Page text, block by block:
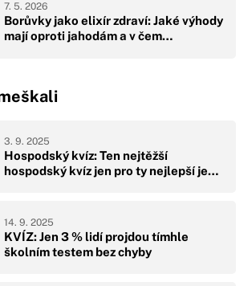
Borůvky jako elixír zdraví: Jaké výhody
mají oproti jahodám a v čem…
7. 5. 2026
Hospodský kvíz: Ten nejtěžší
hospodský kvíz jen pro ty nejlepší je…
3. 9. 2025
KVÍZ: Jen 3 % lidí projdou tímhle
školním testem bez chyby
14. 9. 2025